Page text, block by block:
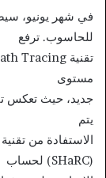
للحاسوب. ترفع
مستوى
جديد، حيث تعكس
يتم
(SHaRC) لحساب